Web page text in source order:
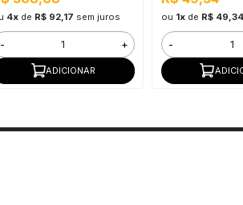
4x de R$ 92,17 sem juros
- +
ADICIONAR
ou 1xde R$ 49,34
-